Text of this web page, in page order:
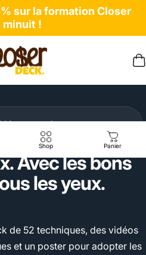
sur la formation Closer
minuit !
Shop Panier
commerciaux et entrepreneurs
Avec les bons
les yeux.
de 52 techniques, des vidéos
et un poster pour adopter les